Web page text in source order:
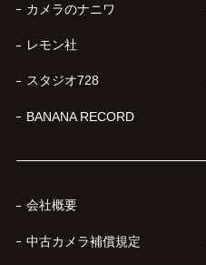
カメラのナニワ
レモン社
スタジオ728
BANANA RECORD
会社概要
中古カメラ補償規定